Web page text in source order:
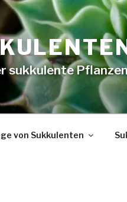
sukkulente
von Sukkulenten